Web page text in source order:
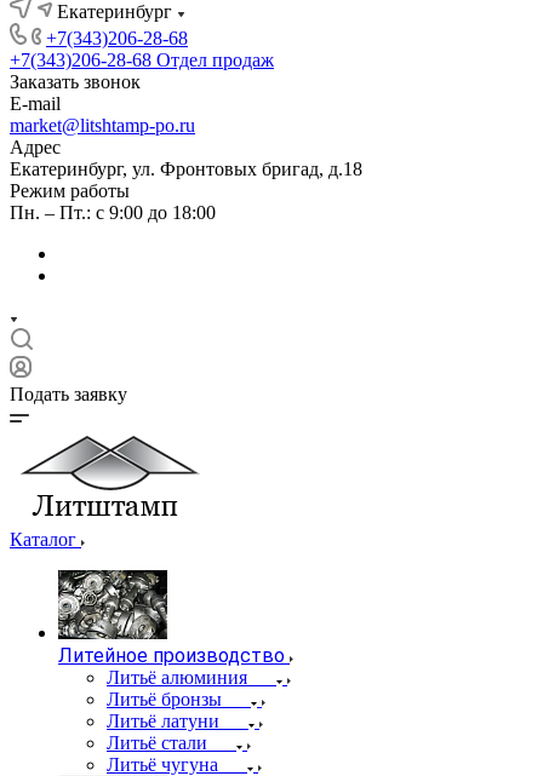
Екатеринбург
+7(343)206-28-68
+7(343)206-28-68 Отдел продаж
Заказать звонок
E-mail
market@litshtamp-po.ru
Адрес
Екатеринбург, ул. Фронтовых бригад, д.18
Режим работы
Пн. – Пт.: с 9:00 до 18:00
Подать заявку
Каталог
Литейное производство
Литьё алюминия
Литьё бронзы
Литьё латуни
Литьё стали
Литьё чугуна